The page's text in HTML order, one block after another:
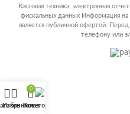
Кассовая техника, электронная
фискальных данных Информация на
является публичной офертой.
телефону или
Избранное
0
Заказ
Категории